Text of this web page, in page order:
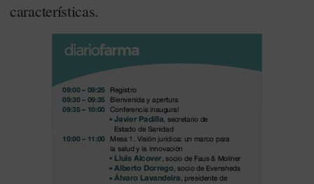
características.